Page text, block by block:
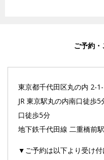
ご予約
東京都千代田区丸の内 2-
JR 東京駅丸の内南口徒歩
口徒歩5分
地下鉄千代田線 二重橋前
▼ご予約は以下より受け付